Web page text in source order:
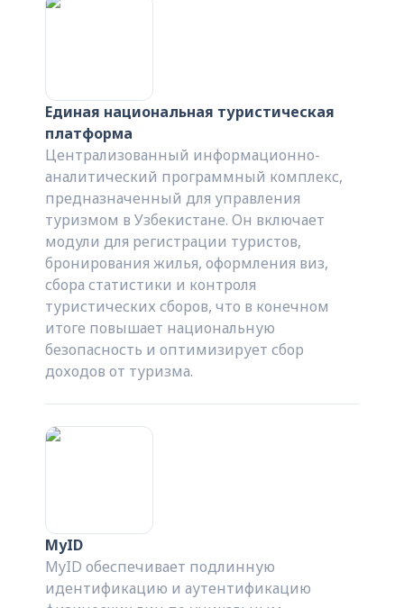
Единая национальная туристическая
платформа
Централизованный информационно-
аналитический программный комплекс,
предназначенный для управления
туризмом в Узбекистане. Он включает
модули для регистрации туристов,
бронирования жилья, оформления виз,
сбора статистики и контроля
туристических сборов, что в конечном
итоге повышает национальную
безопасность и оптимизирует сбор
доходов от туризма.
MyID
MyID обеспечивает подлинную
идентификацию и аутентификацию